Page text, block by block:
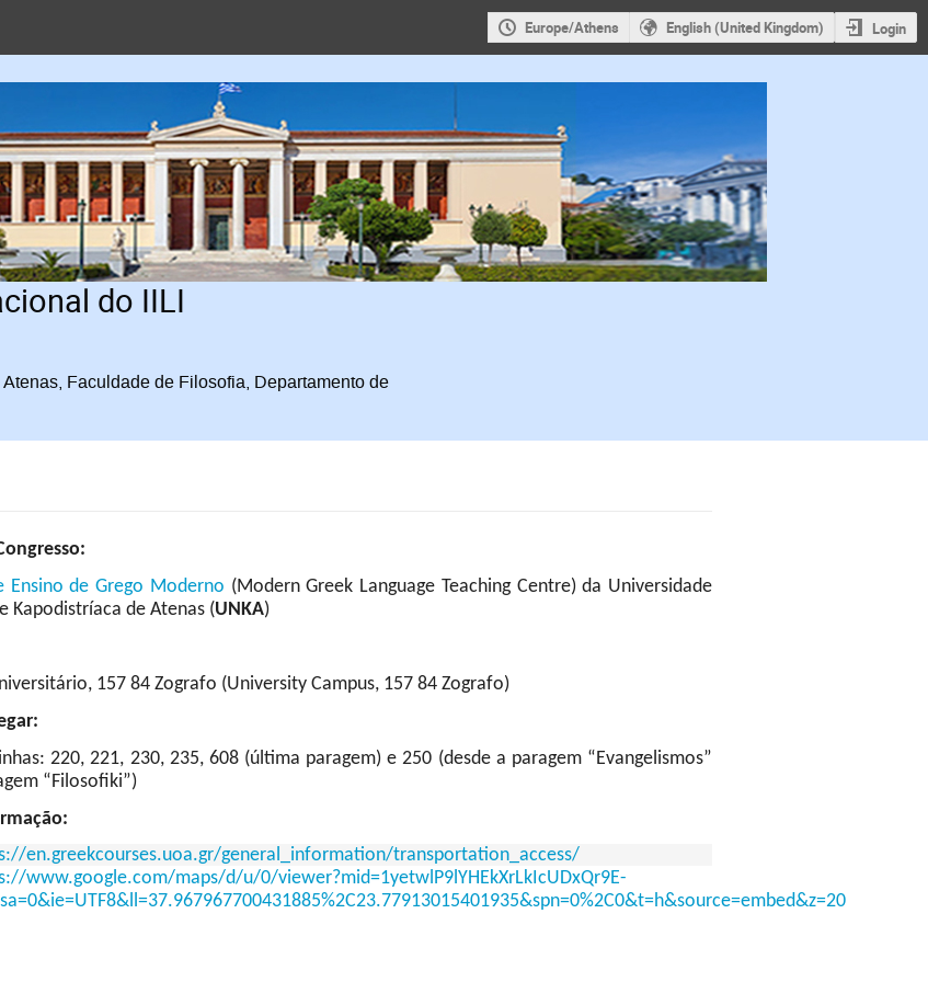
Europe/Athens English (United Kingdom) Login
do IILI
Faculdade de Filosofia, Departamento de
Ensino de Grego Moderno (Modern Greek Language Teaching Centre) da Universidade
Kapodistríaca de Atenas (UNKA)
157 84 Zografo (University Campus, 157 84 Zografo)
220, 221, 230, 235, 608 (última paragem) e 250 (desde a paragem “Evangelismos”
“Filosofiki”)
:
en.greekcourses.uoa.gr/general_information/transportation_access/
www.google.com/maps/d/u/0/viewer?mid=1yetwlP9lYHEkXrLkIcUDxQr9E-